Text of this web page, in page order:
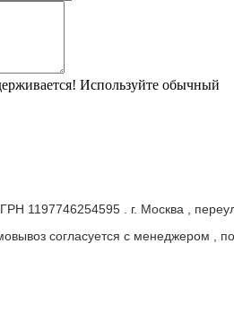
Используйте обычный
1197746254595 . г. Москва ,
согласуется с менеджером ,